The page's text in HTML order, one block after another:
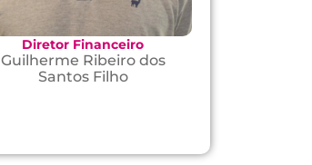
Diretor Financeiro
Guilherme Ribeiro dos
Santos Filho